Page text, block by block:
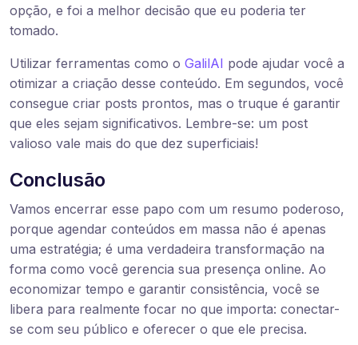
opção, e foi a melhor decisão que eu poderia ter
tomado.
Utilizar ferramentas como o GalilAI pode ajudar você a
otimizar a criação desse conteúdo. Em segundos, você
consegue criar posts prontos, mas o truque é garantir
que eles sejam significativos. Lembre-se: um post
valioso vale mais do que dez superficiais!
Conclusão
Vamos encerrar esse papo com um resumo poderoso,
porque agendar conteúdos em massa não é apenas
uma estratégia; é uma verdadeira transformação na
forma como você gerencia sua presença online. Ao
economizar tempo e garantir consistência, você se
libera para realmente focar no que importa: conectar-
se com seu público e oferecer o que ele precisa.